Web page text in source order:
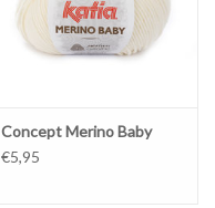
Concept Merino Baby
€5,95